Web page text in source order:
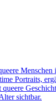
Menschen
Portraits,
sichtbar.